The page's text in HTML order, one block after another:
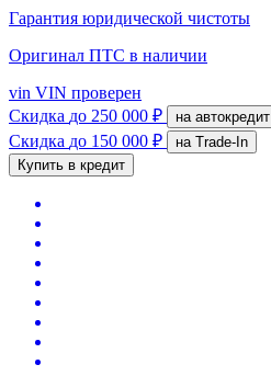
Гарантия юридической чистоты
Оригинал ПТС в наличии
vin VIN проверен
Скидка до 250 000 ₽ на автокредит
Скидка до 150 000 ₽
на Trade-In
Купить в кредит